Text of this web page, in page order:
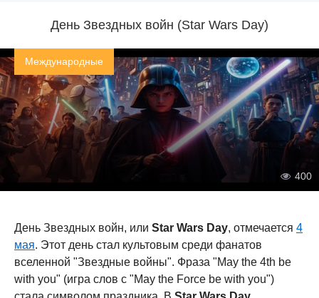
День Звездных войн (Star Wars Day)
Международные
400
День Звездных войн, или Star Wars Day, отмечается 4
мая. Этот день стал культовым среди фанатов
вселенной "Звездные войны". Фраза "May the 4th be
with you" (игра слов с "May the Force be with you")